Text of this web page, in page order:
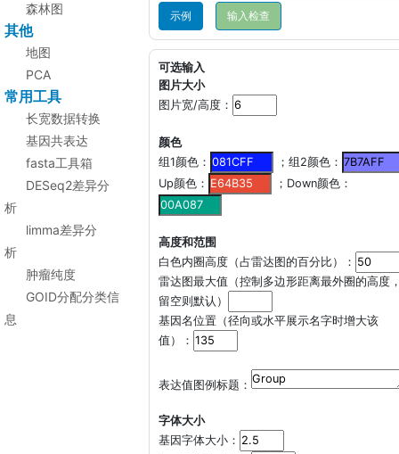
森林图
其他
地图
PCA
常用工具
长宽数据转换
基因共表达
fasta工具箱
DESeq2差异分
析
limma差异分
析
肿瘤纯度
GOID分配分类信
息
示例
可选输入
图片大小
图片宽/高度：
颜色
组1颜色：
；组2颜色：
Up颜色：
；Down颜色：
高度和范围
白色内圈高度（占雷达图的百分比）：
雷达图最大值（控制多边形距离最外圈的高度
留空则默认）
基因名位置（径向或水平展示名字时增大该
值）：
表达值图例标题：
字体大小
基因字体大小：